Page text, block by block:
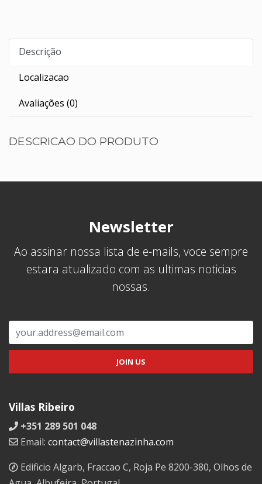
Descrição
Localizacao
Avaliações (0)
DESCRICAO DO PRODUTO
Newsletter
Ao assinar nossa lista de e-mails, voce sempre
estara atualizado com as ultimas noticias
nossas.
Villas Ribeiro
+351 289 501 048
Email: contact@villastenazinha.com
Edificio Algarb, Fraccao C, Roja Pe 8200-380, Olhos de